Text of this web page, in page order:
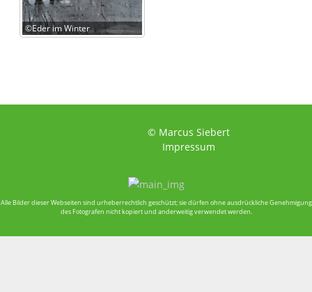
©Eder im Winter
© Marcus Siebert
Impressum
Alle Bilder dieser Webseiten sind urheberrechtlich geschützt; sie dürfen ohne ausdrückliche Genehmigung
des Fotografen nicht kopiert und anderweitig verwendet werden.